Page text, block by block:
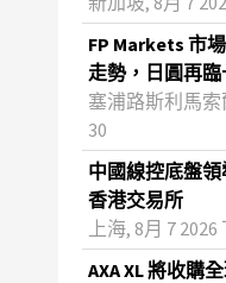
FP Markets 市
走勢，日圓再
塞浦路斯利馬索
30
中國線控底盤
香港交易所
上海, 8月 7
AXA XL 將收購